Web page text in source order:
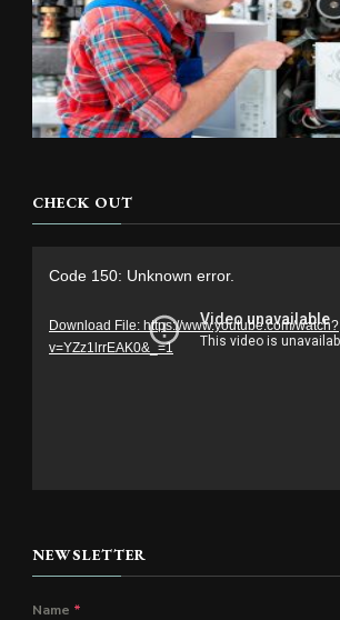
CHECK OUT
Code 150: Unknown error.
Download File: https://www.youtube.com/watch?
v=YZz1lrrEAK0&_=1
NEWSLETTER
Name *